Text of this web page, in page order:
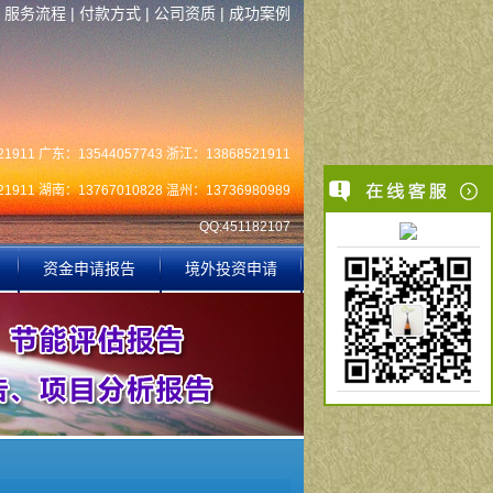
服务流程 | 付款方式|公司资质|成功案例
广东：13544057743 浙江：13868521911
湖南：13767010828 温州：13736980989
QQ:451182107
资金申请报告 境外投资申请